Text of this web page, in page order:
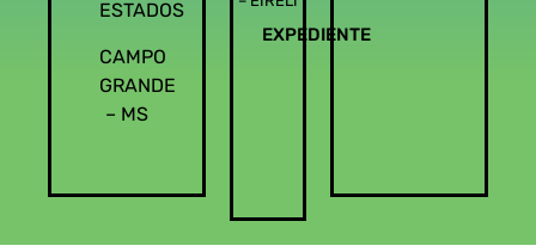
ESTADOS
CAMPO
GRANDE
– MS
EXPEDIENTE